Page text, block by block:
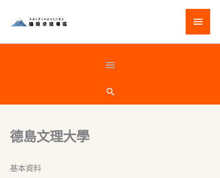
主
要
搜
尋
德島文理大學
基本資料